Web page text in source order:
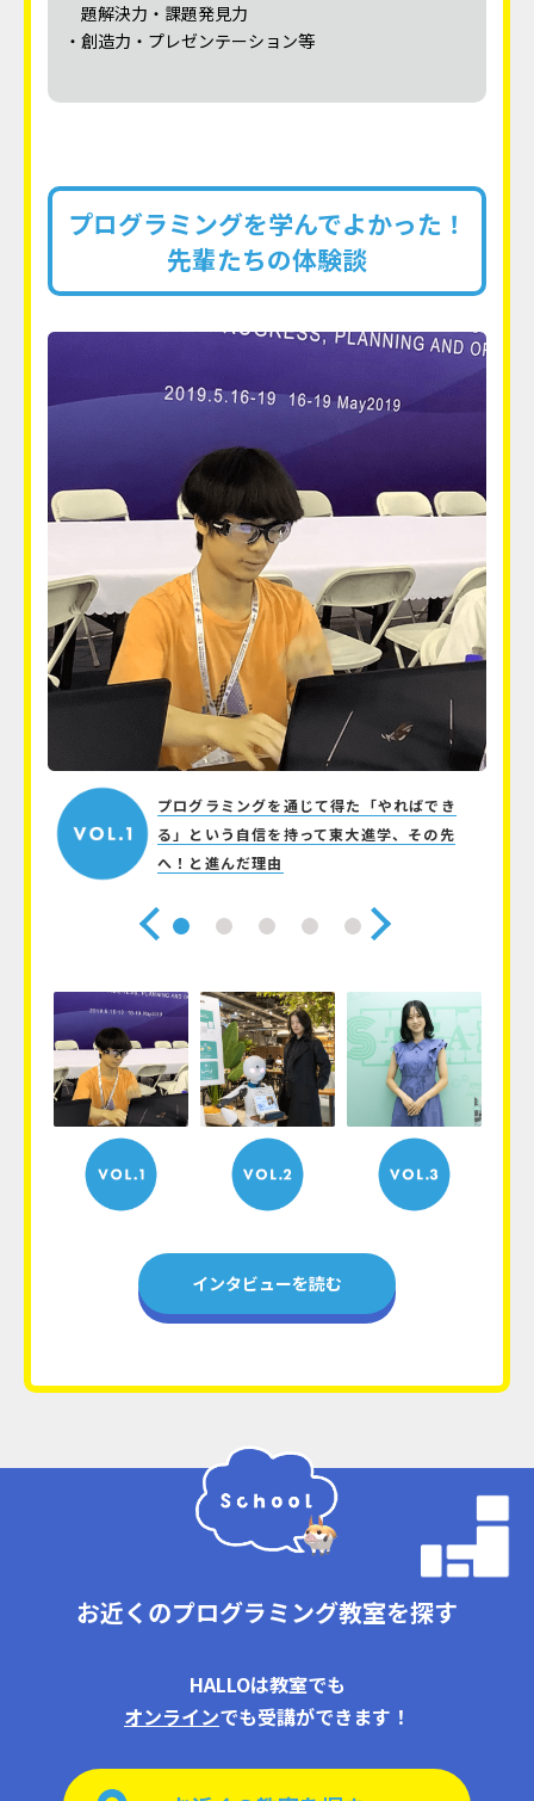
題解決力・課題発見力
・創造力・プレゼンテーション等
プログラミングを学んでよかった！
先輩たちの体験談
プログラミングを通じて得た「やればでき
る」という自信を持って東大進学、その先
へ！と進んだ理由
インタビューを読む
お近くのプログラミング教室を探す
HALLOは教室でも
オンラインでも受講ができます！